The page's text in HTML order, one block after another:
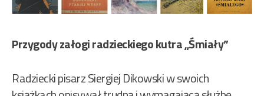
Przygody załogi radzieckiego kutra „Śmiały”
Radziecki pisarz Siergiej Dikowski w swoich